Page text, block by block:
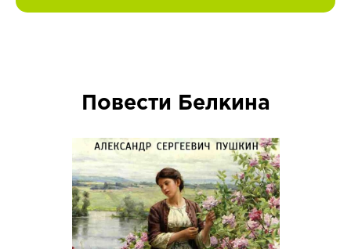
Повести Белкина